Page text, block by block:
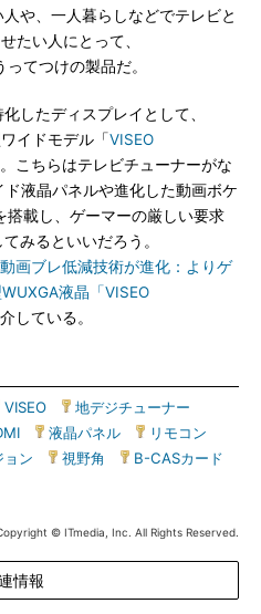
や、一人暮らしなどでテレビと
たい人にとって、
てつけの製品だ。
したディスプレイとして、
イドモデル「VISEO
こちらはテレビチューナーがな
液晶パネルや進化した動画ボケ
搭載し、ゲーマーの厳しい要求
みるといいだろう。
動画ブレ低減技術が進化：よりゲ
液晶「VISEO
している。
VISEO 地デジチューナー
液晶パネル リモコン
ョン 視野角 B-CASカード
© ITmedia, Inc. All Rights Reserved.
情報